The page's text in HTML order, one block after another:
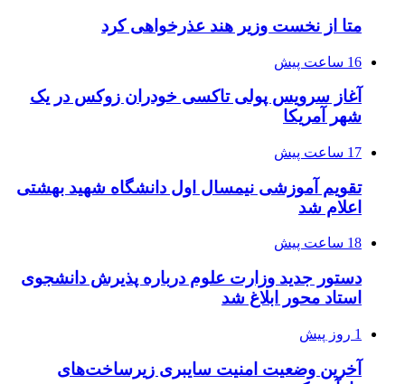
متا از نخست وزیر هند عذرخواهی کرد
16 ساعت پیش
آغاز سرویس پولی تاکسی خودران زوکس در یک
شهر آمریکا
17 ساعت پیش
تقویم آموزشی نیمسال اول دانشگاه شهید بهشتی
اعلام شد
18 ساعت پیش
دستور جدید وزارت علوم درباره پذیرش دانشجوی
استاد محور ابلاغ شد
1 روز پیش
آخرین وضعیت امنیت سایبری زیرساخت‌های